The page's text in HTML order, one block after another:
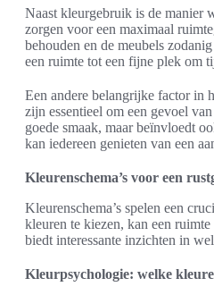
Naast kleurgebruik is de manier
zorgen voor een maximaal
behouden en de meubels
een ruimte tot een fijne plek om
Een andere belangrijke factor in
zijn essentieel om een gevoel
goede smaak, maar beïnvloedt
kan iedereen genieten van een
Kleurenschema’s voor een
Kleurenschema’s spelen een
kleuren te kiezen, kan een
biedt interessante inzichten in
Kleurpsychologie: welke